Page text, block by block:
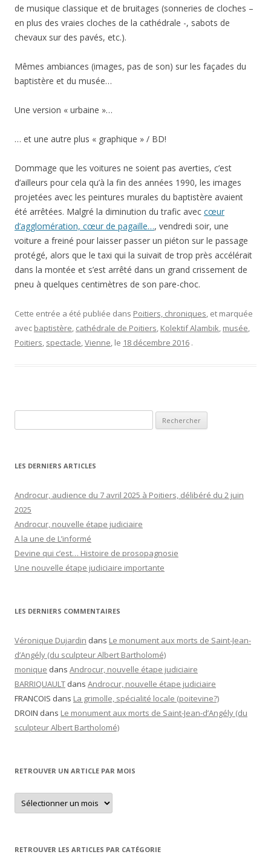
de musique classique et de bruitages (sonneries de cloches –
en plus des vraies cloches de la cathédrale -, sabots de
chevaux sur des pavés, etc.).
Mêmes ambiances (images, pas de son) sur les façades du
baptistère et du musée…
Une version « urbaine »…
… et une autre plus « graphique » / BD!
Dommage que les voitures ne soient pas averties, c’est
d’ailleurs pour cela qu’à la fin des années 1990, les images
projetées avec les peintures murales du baptistère avaient
été arrêtées. Malgré la diminution du trafic avec cœur
d’agglomération, cœur de pagaille…, vendredi soir, une
voiture a freiné pour laisser passer un piéton sur le passage
protégé, alors que le taxi qui la suivait de trop près accélérait
dans la montée et s’est arrêté dans un grand crissement de
pneu à quelques centimètres de son pare-choc.
Cette entrée a été publiée dans Poitiers, chroniques, et marquée
avec baptistère, cathédrale de Poitiers, Kolektif Alambik, musée,
Poitiers, spectacle,Vienne, le 18 décembre 2016 .
LES DERNIERS ARTICLES
Androcur, audience du 7 avril 2025 à Poitiers, délibéré du 2 juin
2025
Androcur, nouvelle étape judiciaire
A la une de L’informé
Devine qui c’est… Histoire de prosopagnosie
Une nouvelle étape judiciaire importante
LES DERNIERS COMMENTAIRES
Véronique Dujardin dans Le monument aux morts de Saint-Jean-
d’Angély (du sculpteur Albert Bartholomé)
monique dans Androcur, nouvelle étape judiciaire
BARRIQUAULT dans Androcur, nouvelle étape judiciaire
FRANCOIS dans La grimolle, spécialité locale (poitevine?)
DROIN dans Le monument aux morts de Saint-Jean-d’Angély (du
sculpteur Albert Bartholomé)
RETROUVER UN ARTICLE PAR MOIS
Retrouver
un
article
RETROUVER LES ARTICLES PAR CATÉGORIE